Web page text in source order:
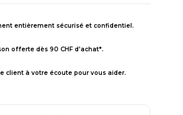
entièrement sécurisé et confidentiel.
offerte dès 90 CHF d'achat*.
client à votre écoute pour vous aider.